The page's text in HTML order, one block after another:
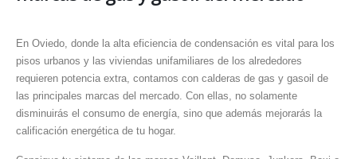
En Oviedo, donde la alta eficiencia de condensación es vital para los
pisos urbanos y las viviendas unifamiliares de los alrededores
requieren potencia extra, contamos con calderas de gas y gasoil de
las principales marcas del mercado. Con ellas, no solamente
disminuirás el consumo de energía, sino que además mejorarás la
calificación energética de tu hogar.